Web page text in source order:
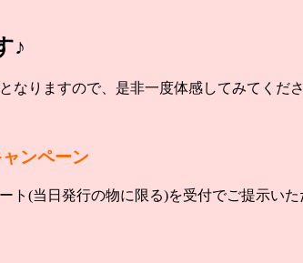
♪
なりますので、是非一度体感してみてくだ
ンペーン
ト(当日発行の物に限る)を受付でご提示い